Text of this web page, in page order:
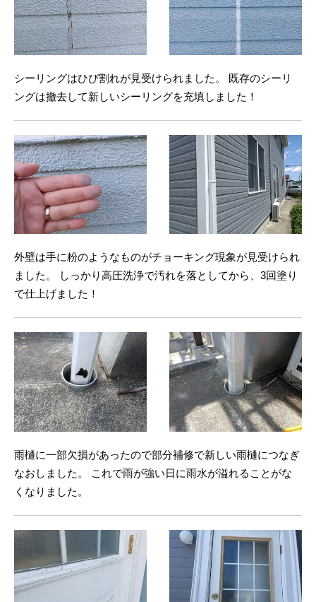
シーリングはひび割れが見受けられました。 既存のシーリ
ングは撤去して新しいシーリングを充填しました！
外壁は手に粉のようなものがチョーキング現象が見受けられ
ました。 しっかり高圧洗浄で汚れを落としてから、3回塗り
で仕上げました！
雨樋に一部欠損があったので部分補修で新しい雨樋につなぎ
なおしました。 これで雨が強い日に雨水が溢れることがな
くなりました。